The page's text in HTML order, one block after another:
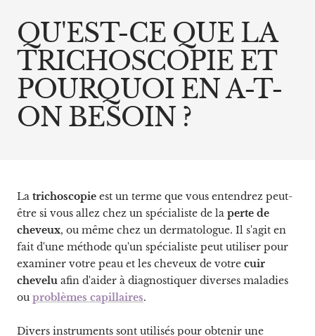
QU'EST-CE QUE LA
TRICHOSCOPIE ET
POURQUOI EN A-T-
ON BESOIN ?
La trichoscopie est un terme que vous entendrez peut-
être si vous allez chez un spécialiste de la perte de
cheveux, ou même chez un dermatologue. Il s'agit en
fait d'une méthode qu'un spécialiste peut utiliser pour
examiner votre peau et les cheveux de votre cuir
chevelu afin d'aider à diagnostiquer diverses maladies
ou problèmes capillaires.
Divers instruments sont utilisés pour obtenir une